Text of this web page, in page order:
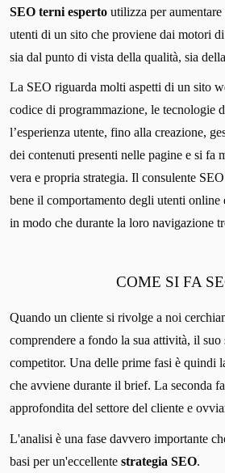
SEO terni esperto utilizza per
utenti di un sito che proviene dai motori
sia dal punto di vista della qualità, sia
La SEO riguarda molti aspetti di un sito
codice di programmazione, le tecnologie
l’esperienza utente, fino alla creazione,
dei contenuti presenti nelle pagine e si fa
vera e propria strategia. Il consulente
bene il comportamento degli utenti online
in modo che durante la loro navigazione
COME SI FA
Quando un cliente si rivolge a noi
comprendere a fondo la sua attività, il suo
competitor. Una delle prime fasi è quindi
che avviene durante il brief. La seconda
approfondita del settore del cliente e
L'analisi è una fase davvero importante
basi per un'eccellente strategia SEO.